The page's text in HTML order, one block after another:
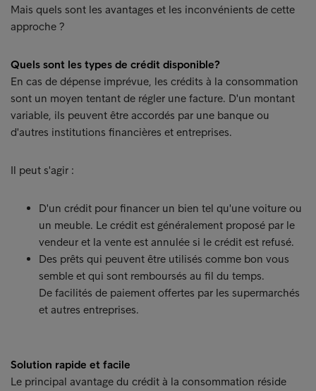
Mais quels sont les avantages et les inconvénients de cette
approche ?
Quels sont les types de crédit disponible?
En cas de dépense imprévue, les crédits à la consommation
sont un moyen tentant de régler une facture. D'un montant
variable, ils peuvent être accordés par une banque ou
d'autres institutions financières et entreprises.
Il peut s'agir :
D'un crédit pour financer un bien tel qu'une voiture ou
un meuble. Le crédit est généralement proposé par le
vendeur et la vente est annulée si le crédit est refusé.
Des prêts qui peuvent être utilisés comme bon vous
semble et qui sont remboursés au fil du temps.
De facilités de paiement offertes par les supermarchés
et autres entreprises.
Solution rapide et facile
Le principal avantage du crédit à la consommation réside